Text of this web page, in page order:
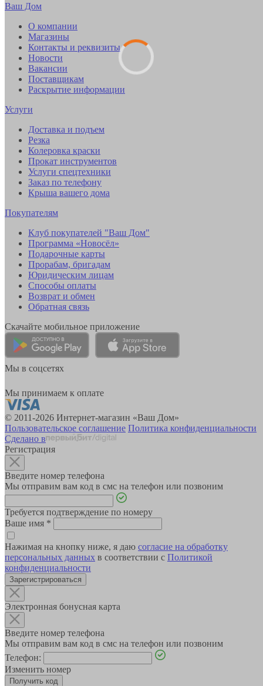
Ваш Дом
О компании
Магазины
Контакты и реквизиты
Новости
Вакансии
Поставщикам
Раскрытие информации
Услуги
Доставка и подъем
Резка
Колеровка краски
Прокат инструментов
Услуги спецтехники
Заказ по телефону
Крыша вашего дома
Покупателям
Клуб покупателей "Ваш Дом"
Программа «Новосёл»
Подарочные карты
Прорабам, бригадам
Юридическим лицам
Способы оплаты
Возврат и обмен
Обратная связь
Скачайте мобильное приложение
Мы в соцсетях
Мы принимаем к оплате
© 2011-2026 Интернет-магазин «Ваш Дом»
Пользовательское соглашение Политика конфиденциальности
Сделано в
Регистрация
Введите номер телефона
Мы отправим вам код в смс на телефон или позвоним
Требуется подтверждение по номеру
Ваше имя *
Нажимая на кнопку ниже, я даю согласие на обработку
персональных данных в соответствии с Политикой
конфиденциальности
Зарегистрироваться
Электронная бонусная карта
Введите номер телефона
Мы отправим вам код в смс на телефон или позвоним
Телефон:
Изменить номер